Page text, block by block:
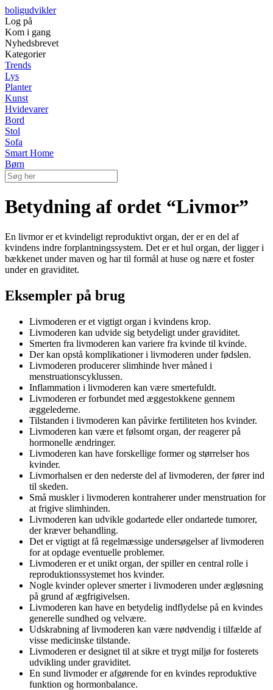
boligudvikler
Log på
Kom i gang
Nyhedsbrevet
Kategorier
Trends
Lys
Planter
Kunst
Hvidevarer
Bord
Stol
Sofa
Smart Home
Børn
Betydning af ordet “Livmor”
En livmor er et kvindeligt reproduktivt organ, der er en del af
kvindens indre forplantningssystem. Det er et hul organ, der ligger i
bækkenet under maven og har til formål at huse og nære et foster
under en graviditet.
Eksempler på brug
Livmoderen er et vigtigt organ i kvindens krop.
Livmoderen kan udvide sig betydeligt under graviditet.
Smerten fra livmoderen kan variere fra kvinde til kvinde.
Der kan opstå komplikationer i livmoderen under fødslen.
Livmoderen producerer slimhinde hver måned i
menstruationscyklussen.
Inflammation i livmoderen kan være smertefuldt.
Livmoderen er forbundet med æggestokkene gennem
æggelederne.
Tilstanden i livmoderen kan påvirke fertiliteten hos kvinder.
Livmoderen kan være et følsomt organ, der reagerer på
hormonelle ændringer.
Livmoderen kan have forskellige former og størrelser hos
kvinder.
Livmorhalsen er den nederste del af livmoderen, der fører ind
til skeden.
Små muskler i livmoderen kontraherer under menstruation for
at frigive slimhinden.
Livmoderen kan udvikle godartede eller ondartede tumorer,
der kræver behandling.
Det er vigtigt at få regelmæssige undersøgelser af livmoderen
for at opdage eventuelle problemer.
Livmoderen er et unikt organ, der spiller en central rolle i
reproduktionssystemet hos kvinder.
Nogle kvinder oplever smerter i livmoderen under ægløsning
på grund af ægfrigivelsen.
Livmoderen kan have en betydelig indflydelse på en kvindes
generelle sundhed og velvære.
Udskrabning af livmoderen kan være nødvendig i tilfælde af
visse medicinske tilstande.
Livmoderen er designet til at sikre et trygt miljø for fosterets
udvikling under graviditet.
En sund livmoder er afgørende for en kvindes reproduktive
funktion og hormonbalance.